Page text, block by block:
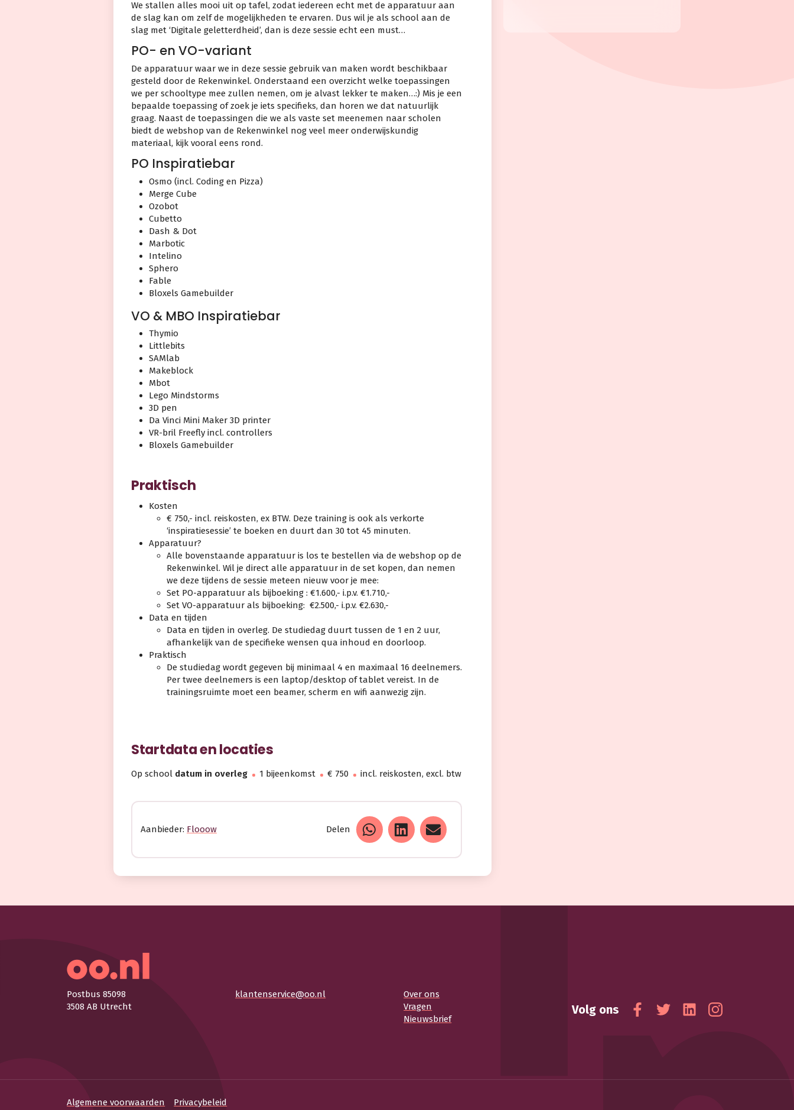
We stallen alles mooi uit op tafel, zodat iedereen echt met de apparatuur aan
de slag kan om zelf de mogelijkheden te ervaren. Dus wil je als school aan de
slag met ‘Digitale geletterdheid’, dan is deze sessie echt een must…
PO- en VO-variant
De apparatuur waar we in deze sessie gebruik van maken wordt beschikbaar
gesteld door de Rekenwinkel. Onderstaand een overzicht welke toepassingen
we per schooltype mee zullen nemen, om je alvast lekker te maken…:) Mis je een
bepaalde toepassing of zoek je iets specifieks, dan horen we dat natuurlijk
graag. Naast de toepassingen die we als vaste set meenemen naar scholen
biedt de webshop van de Rekenwinkel nog veel meer onderwijskundig
materiaal, kijk vooral eens rond.
PO Inspiratiebar
Osmo (incl. Coding en Pizza)
Merge Cube
Ozobot
Cubetto
Dash & Dot
Marbotic
Intelino
Sphero
Fable
Bloxels Gamebuilder
VO & MBO Inspiratiebar
Thymio
Littlebits
SAMlab
Makeblock
Mbot
Lego Mindstorms
3D pen
Da Vinci Mini Maker 3D printer
VR-bril Freefly incl. controllers
Bloxels Gamebuilder
Praktisch
Kosten
€ 750,- incl. reiskosten, ex BTW. Deze training is ook als verkorte
‘inspiratiesessie’ te boeken en duurt dan 30 tot 45 minuten.
Apparatuur?
Alle bovenstaande apparatuur is los te bestellen via de webshop op de
Rekenwinkel. Wil je direct alle apparatuur in de set kopen, dan nemen
we deze tijdens de sessie meteen nieuw voor je mee:
Set PO-apparatuur als bijboeking : €1.600,- i.p.v. €1.710,-
Set VO-apparatuur als bijboeking: €2.500,- i.p.v. €2.630,-
Data en tijden
Data en tijden in overleg. De studiedag duurt tussen de 1 en 2 uur,
afhankelijk van de specifieke wensen qua inhoud en doorloop.
Praktisch
De studiedag wordt gegeven bij minimaal 4 en maximaal 16 deelnemers.
Per twee deelnemers is een laptop/desktop of tablet vereist. In de
trainingsruimte moet een beamer, scherm en wifi aanwezig zijn.
Startdata en locaties
Op school datum in overleg 1 bijeenkomst € 750 incl. reiskosten, excl. btw
Aanbieder: Flooow Delen
Postbus 85098
3508 AB Utrecht
klantenservice@oo.nl
Over ons
Vragen
Nieuwsbrief
Volg ons
Facebook
TwitterLinkedinInstagram
Algemene voorwaarden Privacybeleid